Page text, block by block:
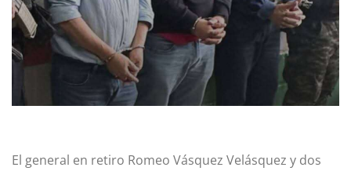
El general en retiro Romeo Vásquez Velásquez y dos